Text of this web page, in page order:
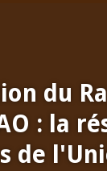
du
: la
de